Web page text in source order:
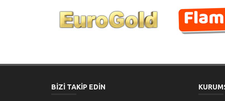
BİZİ TAKİP EDİN